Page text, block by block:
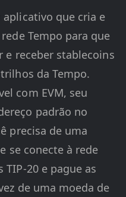
que cria e
Tempo para que
e receber stablecoins
da Tempo.
com EVM, seu
padrão no
precisa de uma
se conecte à rede
20 e pague as
de uma moeda de